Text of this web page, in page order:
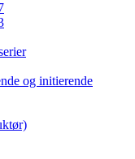
og initierende